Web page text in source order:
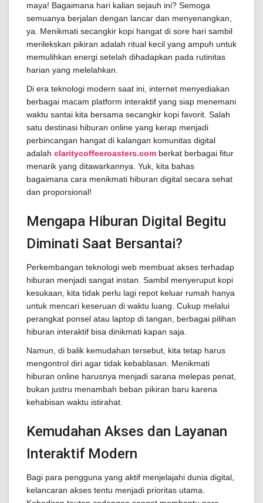
maya! Bagaimana hari kalian sejauh ini? Semoga
semuanya berjalan dengan lancar dan menyenangkan,
ya. Menikmati secangkir kopi hangat di sore hari sambil
merilekskan pikiran adalah ritual kecil yang ampuh untuk
memulihkan energi setelah dihadapkan pada rutinitas
harian yang melelahkan.
Di era teknologi modern saat ini, internet menyediakan
berbagai macam platform interaktif yang siap menemani
waktu santai kita bersama secangkir kopi favorit. Salah
satu destinasi hiburan online yang kerap menjadi
perbincangan hangat di kalangan komunitas digital
adalah claritycoffeeroasters.com berkat berbagai fitur
menarik yang ditawarkannya. Yuk, kita bahas
bagaimana cara menikmati hiburan digital secara sehat
dan proporsional!
Mengapa Hiburan Digital Begitu
Diminati Saat Bersantai?
Perkembangan teknologi web membuat akses terhadap
hiburan menjadi sangat instan. Sambil menyeruput kopi
kesukaan, kita tidak perlu lagi repot keluar rumah hanya
untuk mencari keseruan di waktu luang. Cukup melalui
perangkat ponsel atau laptop di tangan, berbagai pilihan
hiburan interaktif bisa dinikmati kapan saja.
Namun, di balik kemudahan tersebut, kita tetap harus
mengontrol diri agar tidak kebablasan. Menikmati
hiburan online harusnya menjadi sarana melepas penat,
bukan justru menambah beban pikiran baru karena
kehabisan waktu istirahat.
Kemudahan Akses dan Layanan
Interaktif Modern
Bagi para pengguna yang aktif menjelajahi dunia digital,
kelancaran akses tentu menjadi prioritas utama.